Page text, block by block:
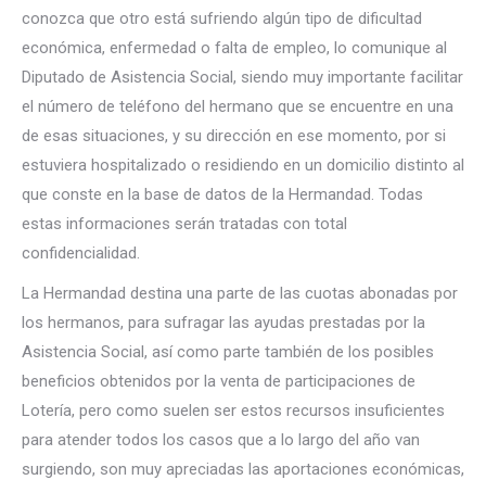
conozca que otro está sufriendo algún tipo de dificultad
económica, enfermedad o falta de empleo, lo comunique al
Diputado de Asistencia Social, siendo muy importante facilitar
el número de teléfono del hermano que se encuentre en una
de esas situaciones, y su dirección en ese momento, por si
estuviera hospitalizado o residiendo en un domicilio distinto al
que conste en la base de datos de la Hermandad. Todas
estas informaciones serán tratadas con total
confidencialidad.
La Hermandad destina una parte de las cuotas abonadas por
los hermanos, para sufragar las ayudas prestadas por la
Asistencia Social, así como parte también de los posibles
beneficios obtenidos por la venta de participaciones de
Lotería, pero como suelen ser estos recursos insuficientes
para atender todos los casos que a lo largo del año van
surgiendo, son muy apreciadas las aportaciones económicas,